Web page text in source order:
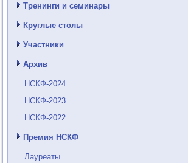
Тренинги и семинары
Круглые столы
Участники
Архив
НСКФ-2024
НСКФ-2023
НСКФ-2022
Премия НСКФ
Лауреаты